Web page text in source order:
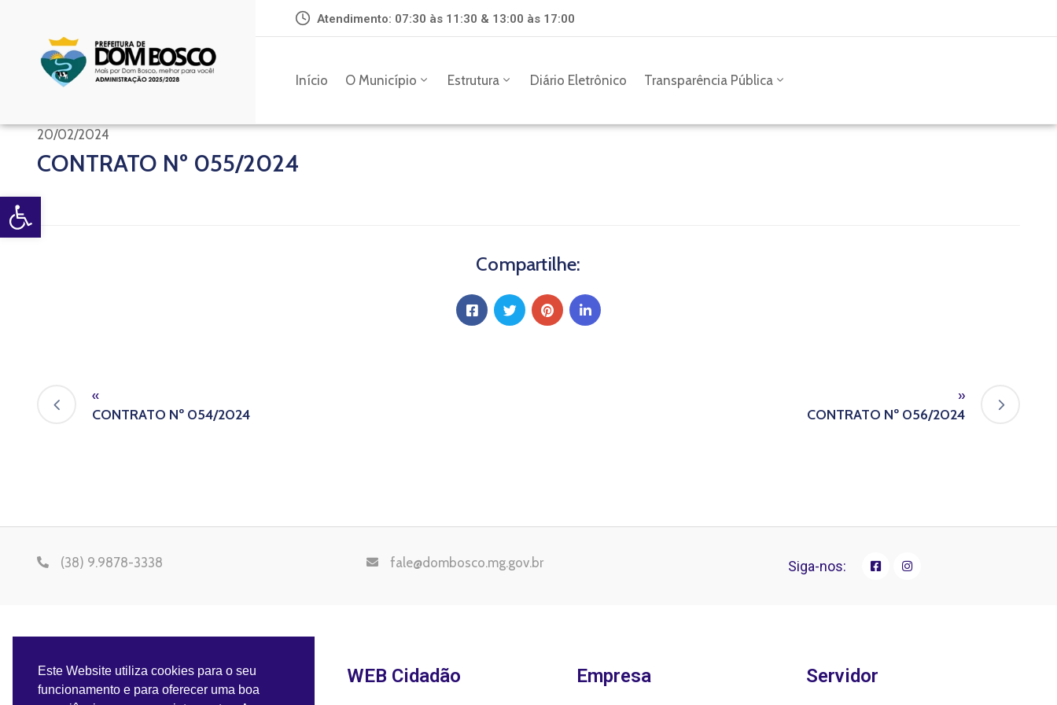
Open toolbar
Atendimento: 07:30 às 11:30 & 13:00 às 17:00
Início O Município Estrutura Diário Eletrônico Transparência Pública
20/02/2024
CONTRATO Nº 055/2024
Compartilhe:
«
CONTRATO Nº 054/2024
»
CONTRATO Nº 056/2024
(38) 9.9878-3338 fale@dombosco.mg.gov.br Siga-nos:
WEB Cidadão Empresa Servidor
Este Website utiliza cookies para o seu
funcionamento e para oferecer uma boa